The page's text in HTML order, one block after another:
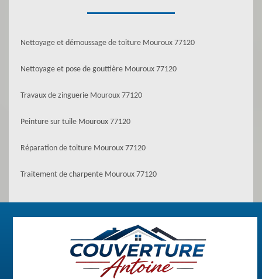
Nettoyage et démoussage de toiture Mouroux 77120
Nettoyage et pose de gouttière Mouroux 77120
Travaux de zinguerie Mouroux 77120
Peinture sur tuile Mouroux 77120
Réparation de toiture Mouroux 77120
Traitement de charpente Mouroux 77120